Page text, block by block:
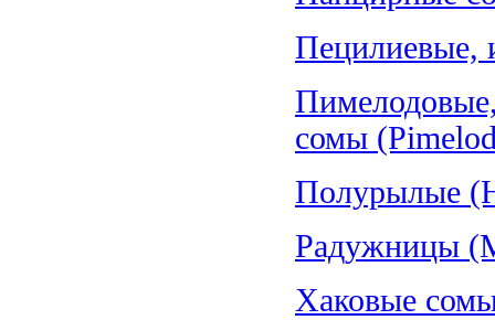
Пецилиевые,
сомы
Полурылые
Радужницы
Хаковые